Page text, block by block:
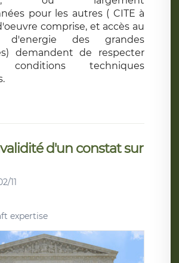
pour les autres ( CITE à
comprise, et accès au
d'energie des grandes
demandent de respecter
conditions techniques
d'un constat sur
11
expertise